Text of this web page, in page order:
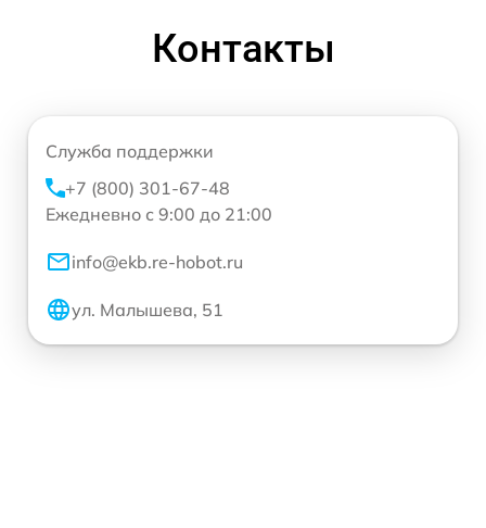
Контакты
Служба поддержки
+7 (800) 301-67-48
Ежедневно с 9:00 до 21:00
info@ekb.re-hobot.ru
ул. Малышева, 51